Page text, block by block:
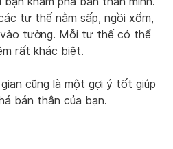
tư thế nằm sấp, ngồi xổm,
tường. Mỗi tư thế có thể
rất khác biệt.
cũng là một gợi ý tốt giúp
bản thân của bạn.